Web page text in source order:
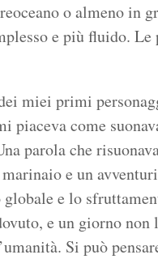
o almeno in
e più fluido.
miei primi
piaceva come
parola che
e un
e lo
e un giorno
Si può